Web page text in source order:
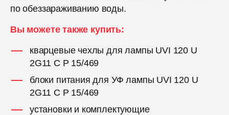
по обеззараживанию воды.
Вы можете также купить:
кварцевые чехлы для лампы UVI 120 U
2G11 C P 15/469
блоки питания для УФ лампы UVI 120 U
2G11 C P 15/469
установки и комплектующие